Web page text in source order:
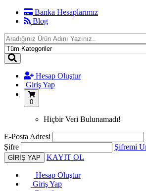
Banka Hesaplarımız
Blog
Hesap Oluştur
Giriş Yap
0
Hiçbir Veri Bulunamadı!
E-Posta Adresi
Şifre
Şifremi
KAYIT OL
Hesap Oluştur
Giriş Yap